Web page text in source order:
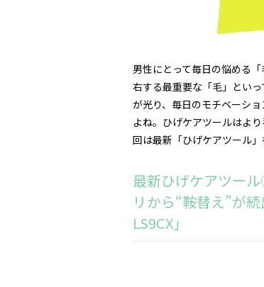
男性にとって毎日の悩める
右する最重要な「毛」とい
が光り、毎日のモチベーシ
よね。ひげケアツールはよ
回は最新「ひげケアツール
最新ひげケアツー
リから“鞍替え”が
LS9CX」